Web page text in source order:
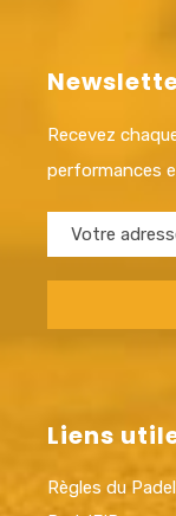
Recevez
performances
Liens
Règles du Padel